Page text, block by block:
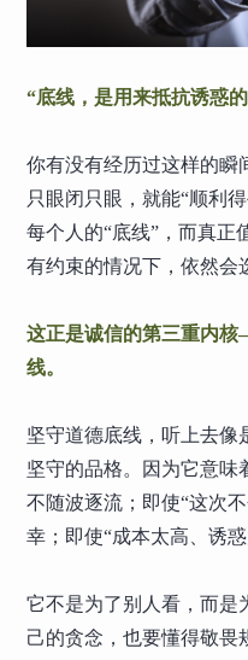
“底线，是用来抵抗诱惑
你有没有经历过这样的瞬
只眼闭只眼，就能“顺利
每个人的“底线”，而真正
有约束的情况下，依然会
这正是诚信的第三重内
线。
坚守道德底线，听上去像
坚守的品格。因为它意味
不随波逐流；即使“这次
幸；即使“成本太高、诱
它不是为了别人看，而是
己的贪念，也要懂得敬畏